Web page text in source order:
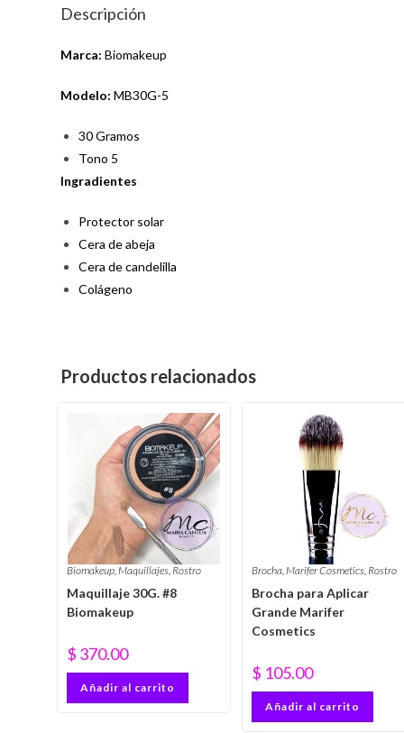
Descripción
Marca: Biomakeup
Modelo: MB30G-5
30 Gramos
Tono 5
Ingradientes
Protector solar
Cera de abeja
Cera de candelilla
Colágeno
Productos relacionados
Biomakeup,Maquillajes, Rostro
Maquillaje 30G. #8
Biomakeup
$ 370.00
Añadir al carrito
Brocha,Marifer Cosmetics, Rostro
Brocha para Aplicar
Grande Marifer
Cosmetics
$ 105.00
Añadir al carrito